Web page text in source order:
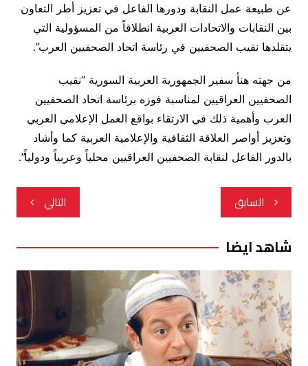
عن طبيعة عمل النقابة ودورها الفاعل في تعزيز أطر التعاون
بين النقابات والاتحادات العربية انطلاقاً من المسؤولية التي
يتقلدها نقيب الصحفيين في رئاسة اتحاد الصحفيين العرب”.
من جهته هنأ سفير الجمهورية العربية السورية “نقيب
الصحفيين العراقيين لمناسبة فوزه برئاسة اتحاد الصحفيين
العرب وأهمية ذلك في الارتقاء بواقع العمل الإعلامي العربي
وتعزيز أواصر العلاقة الثقافية والإعلامية العربية كما وأشاد
بالدور الفاعل لنقابة الصحفيين العراقيين محلياً وعربياً ودولياً”.
تصفّح
المقالات
السابق التالي
شاهد ايضا